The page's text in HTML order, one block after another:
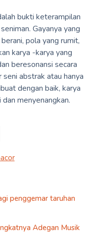
bukti keterampilan
Gayanya yang
pola yang rumit,
karya -karya yang
beresonansi secara
abstrak atau hanya
dengan baik, karya
menyenangkan.
penggemar taruhan
Adegan Musik